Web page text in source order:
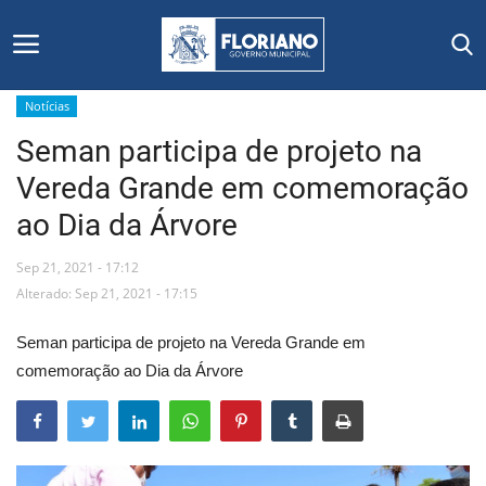
Início
Editais
Floriano
Mural de Licitações
Notícias
Vídeos
Notícias
Seman participa de projeto na
Vereda Grande em comemoração
ao Dia da Árvore
Sep 21, 2021 - 17:12
Alterado: Sep 21, 2021 - 17:15
Seman participa de projeto na Vereda Grande em
comemoração ao Dia da Árvore